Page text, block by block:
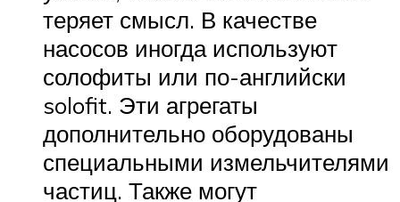
теряет смысл. В качестве
насосов иногда используют
солофиты или по-английски
solofit. Эти агрегаты
дополнительно оборудованы
специальными измельчителями
частиц. Также могут